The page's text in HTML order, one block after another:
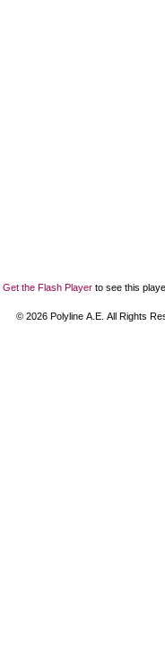
Get the Flash Player to see this
© 2026 Polyline Α.Ε. All Rights